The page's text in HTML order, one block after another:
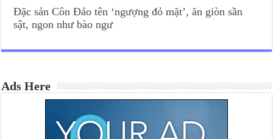
Đặc sản Côn Đảo tên ‘ngượng đỏ mặt’, ăn giòn sần
sật, ngon như bào ngư
Ads Here